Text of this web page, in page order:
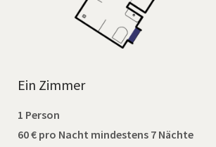
Ein Zimmer
1 Person
60 € pro Nacht mindestens 7 Nächte